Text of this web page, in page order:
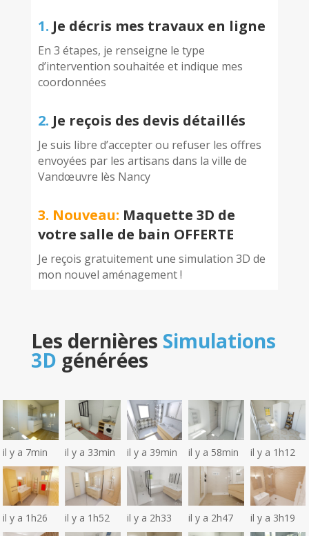
1. Je décris mes travaux en ligne
En 3 étapes, je renseigne le type
d’intervention souhaitée et indique mes
coordonnées
2. Je reçois des devis détaillés
Je suis libre d’accepter ou refuser les offres
envoyées par les artisans dans la ville de
Vandœuvre lès Nancy
3. Nouveau: Maquette 3D de
votre salle de bain OFFERTE
Je reçois gratuitement une simulation 3D de
mon nouvel aménagement !
Les dernières Simulations
3D générées
il y a 7min il y a 33min il y a 39min il y a 58min il y a 1h12
il y a 1h26 il y a 1h52 il y a 2h33 il y a 2h47 il y a 3h19